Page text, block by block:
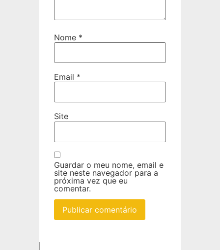
Nome *
Email *
Site
Guardar o meu nome, email e
site neste navegador para a
próxima vez que eu
comentar.